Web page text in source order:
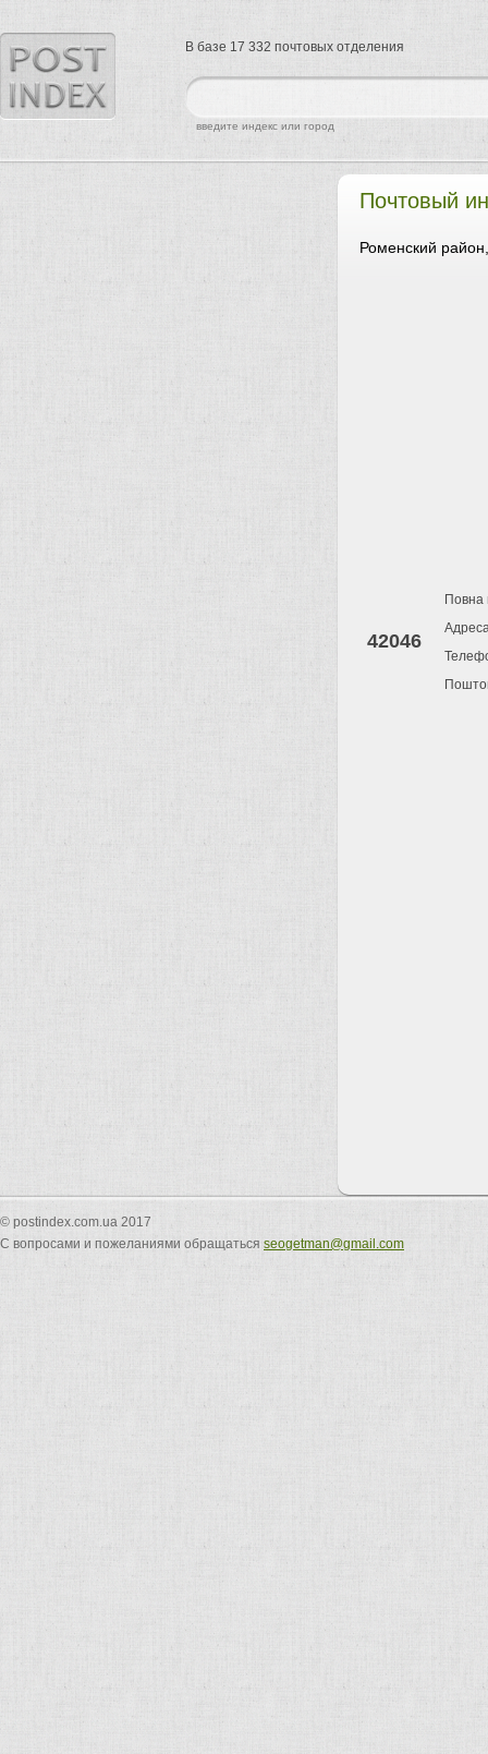
Почтовый
Роменский
42046
Повна
найти
введите индекс или город
В базе 17 332 почтовых отделения
© postindex.com.ua 2017
С вопросами и пожеланиями обращаться seogetman@gmail.com